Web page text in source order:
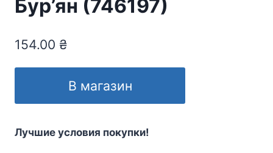
Бур’ян (746197)
154.00 ₴
В магазин
Лучшие условия покупки!